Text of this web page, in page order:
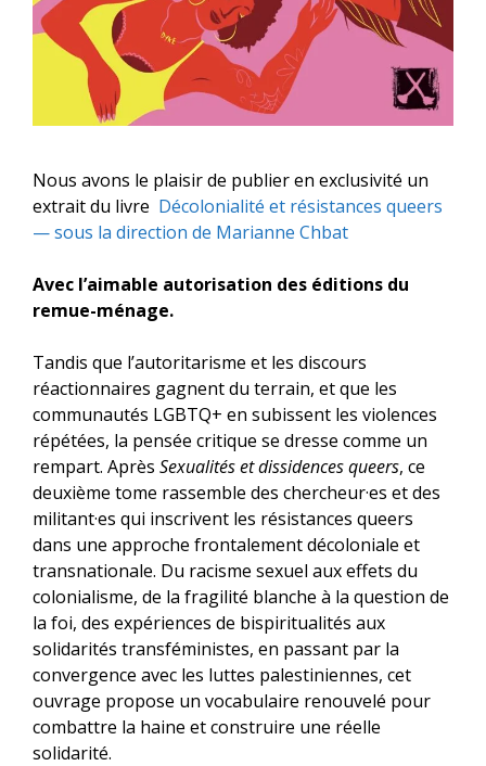
Nous avons le plaisir de publier en exclusivité un
extrait du livre Décolonialité et résistances queers
— sous la direction de Marianne Chbat
Avec l’aimable autorisation des éditions du
remue-ménage.
Tandis que l’autoritarisme et les discours
réactionnaires gagnent du terrain, et que les
communautés LGBTQ+ en subissent les violences
répétées, la pensée critique se dresse comme un
rempart. Après Sexualités et dissidences queers, ce
deuxième tome rassemble des chercheur·es et des
militant·es qui inscrivent les résistances queers
dans une approche frontalement décoloniale et
transnationale. Du racisme sexuel aux effets du
colonialisme, de la fragilité blanche à la question de
la foi, des expériences de bispiritualités aux
solidarités transféministes, en passant par la
convergence avec les luttes palestiniennes, cet
ouvrage propose un vocabulaire renouvelé pour
combattre la haine et construire une réelle
solidarité.